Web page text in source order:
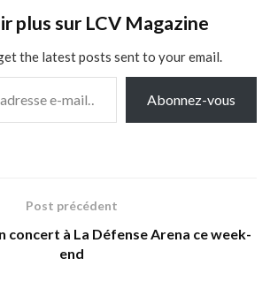
plus sur LCV Magazine
the latest posts sent to your email.
Abonnez-vous
Post précédent
concert à La Défense Arena ce week-
end